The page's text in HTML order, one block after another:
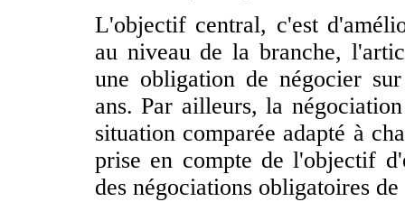
L'objectif central, c'est
au niveau de la branche,
une obligation de négocier
ans. Par ailleurs, la
situation comparée adapté à
prise en compte de l'objectif
des négociations obligatoires